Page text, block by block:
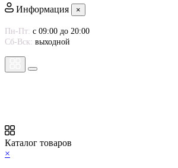
Информация ×
Пн-Пт: с 09:00 до 20:00
Сб-Вск: выходной
Каталог товаров
×